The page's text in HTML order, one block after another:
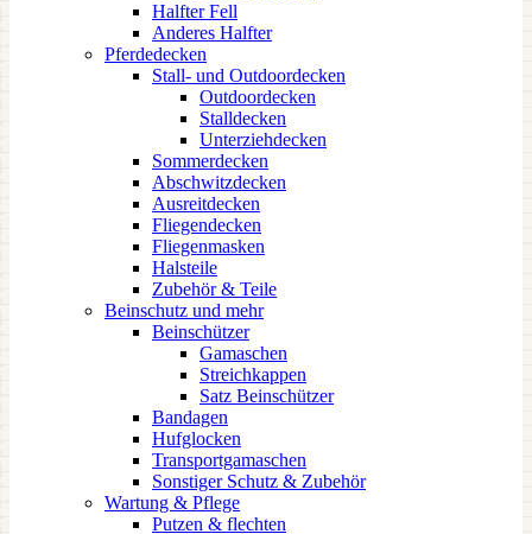
Halfter Fell
Anderes Halfter
Pferdedecken
Stall- und Outdoordecken
Outdoordecken
Stalldecken
Unterziehdecken
Sommerdecken
Abschwitzdecken
Ausreitdecken
Fliegendecken
Fliegenmasken
Halsteile
Zubehör & Teile
Beinschutz und mehr
Beinschützer
Gamaschen
Streichkappen
Satz Beinschützer
Bandagen
Hufglocken
Transportgamaschen
Sonstiger Schutz & Zubehör
Wartung & Pflege
Putzen & flechten